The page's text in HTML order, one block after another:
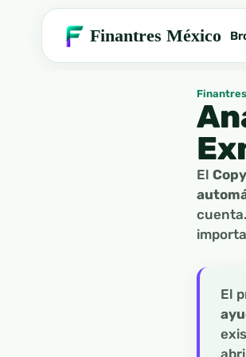
Finantres México
El
El